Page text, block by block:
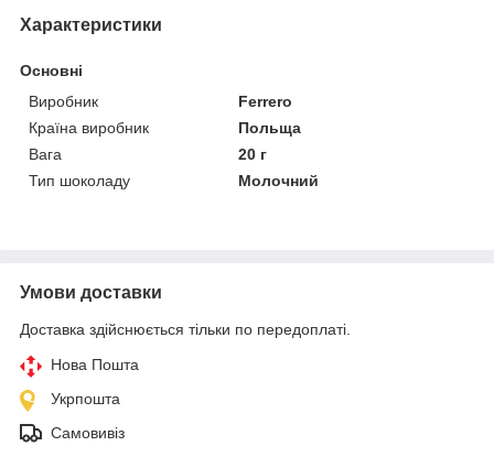
Характеристики
Основні
Виробник
Ferrero
Країна виробник
Польща
Вага
20 г
Тип шоколаду
Молочний
Умови доставки
Доставка здійснюється тільки по передоплаті.
Нова Пошта
Укрпошта
Самовивіз